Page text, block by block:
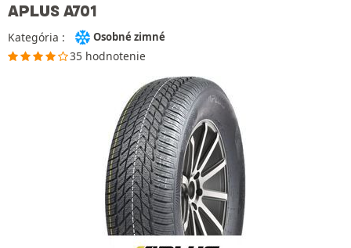
APLUS A701
Kategória : Osobné zimné
35 hodnotenie